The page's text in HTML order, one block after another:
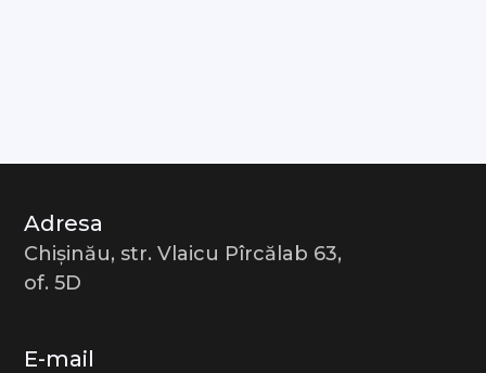
Adresa
Chișinău, str. Vlaicu Pîrcălab 63,
of. 5D
E-mail